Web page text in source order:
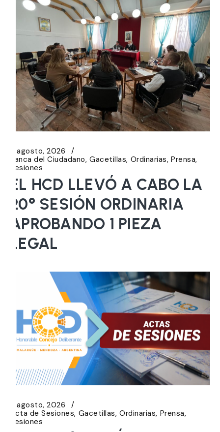
6 agosto, 2026
Banca del Ciudadano Gacetillas Ordinarias Prensa
Sesiones
EL HCD LLEVÓ A CABO LA
20° SESIÓN ORDINARIA
APROBANDO 1 PIEZA
LEGAL
5 agosto, 2026
Acta de Sesiones Gacetillas Ordinarias Prensa
Sesiones